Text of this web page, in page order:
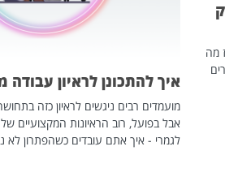
מה
איך להתכונן לראיון עבודה
מועמדים רבים ניגשים לראיון כזה
אבל בפועל, רוב הראיונות המקצועיים
לגמרי - איך אתם עובדים כשהפתרון לא